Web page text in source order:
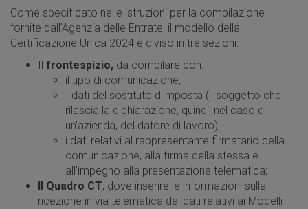
Come specificato nelle istruzioni per la compilazione
fornite dall'Agenzia delle Entrate, il modello della
Certificazione Unica 2024 è diviso in tre sezioni:
Il frontespizio, da compilare con:
il tipo di comunicazione;
I dati del sostituto d'imposta (il soggetto che
rilascia la dichiarazione, quindi, nel caso di
un'azienda, del datore di lavoro);
i dati relativi al rappresentante firmatario della
comunicazione, alla firma della stessa e
all’impegno alla presentazione telematica;
Il Quadro CT, dove inserire le informazioni sulla
ricezione in via telematica dei dati relativi ai Modelli